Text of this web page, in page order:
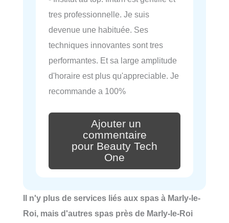
tres professionnelle. Je suis
devenue une habituée. Ses
techniques innovantes sont tres
performantes. Et sa large amplitude
d'horaire est plus qu'appreciable. Je
recommande a 100%
Ajouter un
commentaire
pour Beauty Tech
One
Il n'y plus de services liés aux spas à Marly-le-
Roi, mais d'autres spas près de Marly-le-Roi